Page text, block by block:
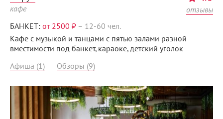
кафе
отзывы
БАНКЕТ: от 2500 ₽ – 12-60 чел.
Кафе с музыкой и танцами с пятью залами разной
вместимости под банкет, караоке, детский уголок
Афиша (1)
Обзоры (9)